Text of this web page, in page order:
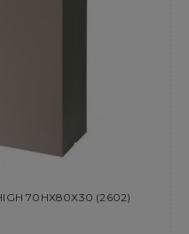
70HX80X30 (2602)